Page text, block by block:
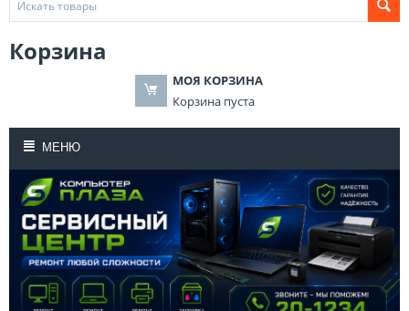
Корзина
МОЯ КОРЗИНА
Корзина пуста
МЕНЮ